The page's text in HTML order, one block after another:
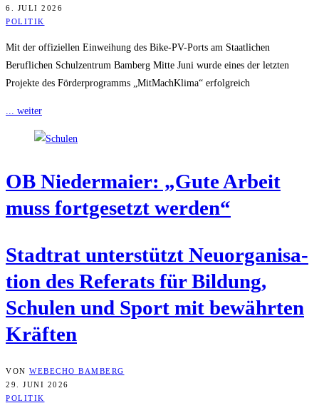
6. JULI 2026
POLITIK
Mit der offiziellen Einweihung des Bike-PV-Ports am Staatlichen
Beruflichen Schulzentrum Bamberg Mitte Juni wurde eines der letzten
Projekte des Förderprogramms „MitMachKlima“ erfolgreich
... weiter
OB Nie­der­mai­er: „Gute Arbeit
muss fort­ge­setzt werden“
Stadt­rat unter­stützt Neu­or­ga­ni­sa­
ti­on des Refe­rats für Bil­dung,
Schu­len und Sport mit bewähr­ten
Kräften
VON WEBECHO BAMBERG
29. JUNI 2026
POLITIK